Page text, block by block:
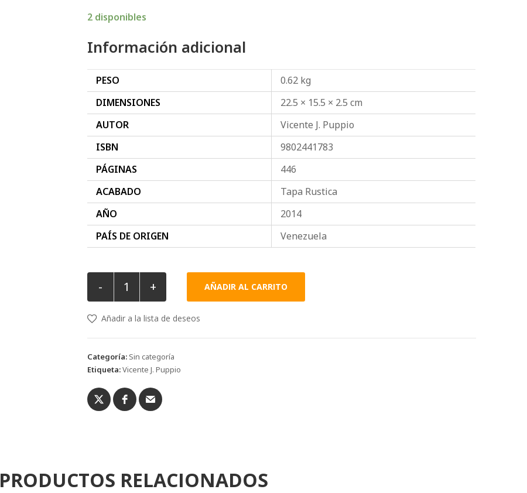
2 disponibles
Información adicional
PESO
0.62 kg
DIMENSIONES
22.5 × 15.5 × 2.5 cm
AUTOR
Vicente J. Puppio
ISBN
9802441783
PÁGINAS
446
ACABADO
Tapa Rustica
AÑO
2014
PAÍS DE ORIGEN
Venezuela
- + AÑADIR AL CARRITO
Añadir a la lista de deseos
Categoría: Sin categoría
Etiqueta:Vicente J. Puppio
PRODUCTOS RELACIONADOS